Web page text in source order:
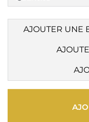
AJOUTER UNE